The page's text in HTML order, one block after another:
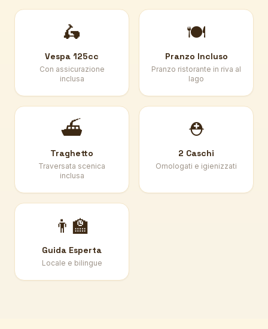
🛵
Vespa 125cc
Con assicurazione
inclusa
🍽️
Pranzo Incluso
Pranzo ristorante in riva al
lago
⛴️
Traghetto
Traversata scenica
inclusa
⛑️
2 Caschi
Omologati e igienizzati
👨‍🏫
Guida Esperta
Locale e bilingue